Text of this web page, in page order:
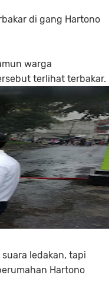
di gang Hartono
warga
terlihat terbakar.
ledakan, tapi
Hartono